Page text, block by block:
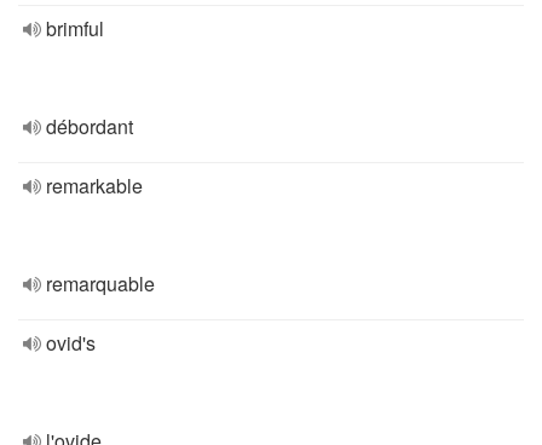
brimful
débordant
remarkable
remarquable
ovid's